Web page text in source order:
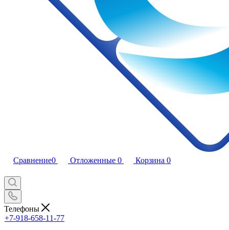
Сравнение0 Отложенные 0 Корзина 0
Телефоны
+7-918-658-11-77